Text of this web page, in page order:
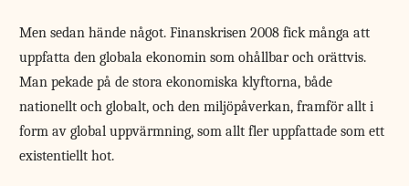
Men sedan hände något. Finanskrisen 2008 fick många att
uppfatta den globala ekonomin som ohållbar och orättvis.
Man pekade på de stora ekonomiska klyftorna, både
nationellt och globalt, och den miljöpåverkan, framför allt i
form av global uppvärmning, som allt fler uppfattade som ett
existentiellt hot.